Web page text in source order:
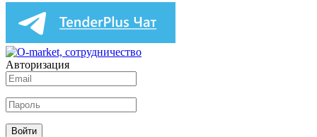
Авторизация
Войти